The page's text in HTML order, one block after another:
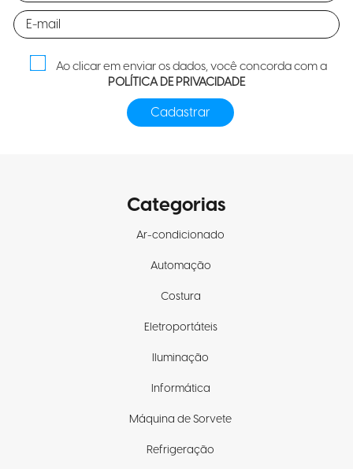
Ao clicar em enviar os dados, você concorda com a
POLÍTICA DE PRIVACIDADE
Categorias
Ar-condicionado
Automação
Costura
Eletroportáteis
Iluminação
Informática
Máquina de Sorvete
Refrigeração